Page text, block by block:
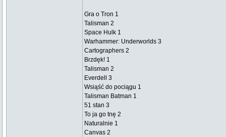
Gra o Tron 1
Talisman 2
Space Hulk 1
Warhammer: Underworlds 3
Cartographers 2
Brzdęk! 1
Talisman 2
Everdell 3
Wsiąść do pociągu 1
Talisman Batman 1
51 stan 3
To ja go tnę 2
Naturalnie 1
Canvas 2